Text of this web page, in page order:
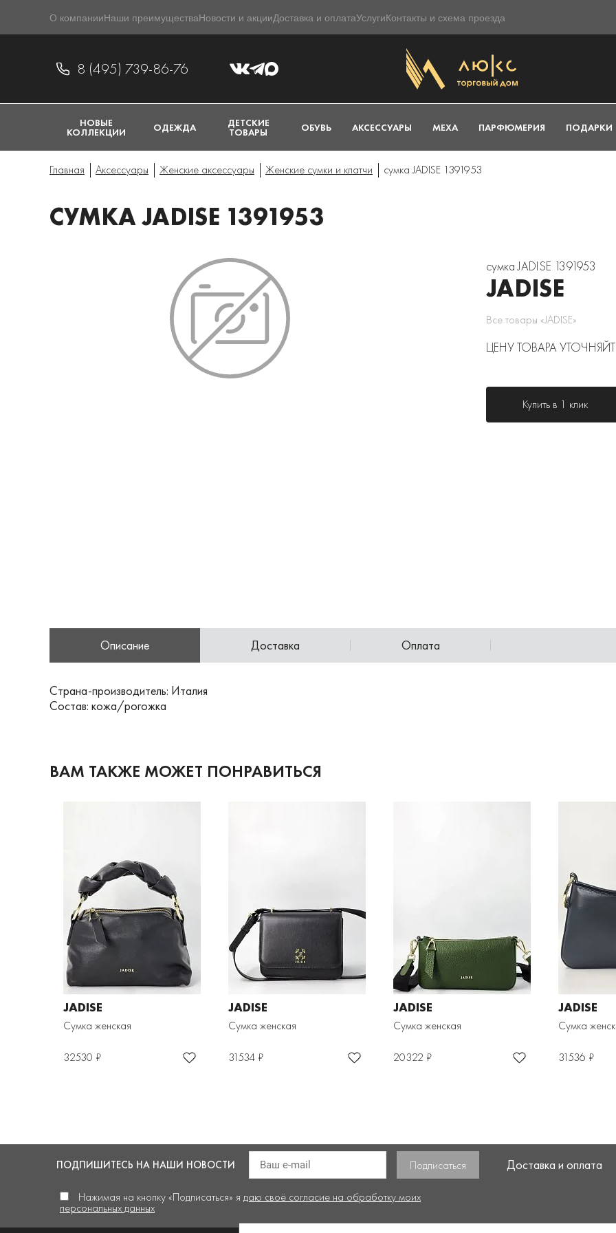
О компанииНаши преимуществаНовости и акцииДоставка и оплатаУслугиКонтакты и схема проезда
8 (495) 739-86-76
НОВЫЕ
КОЛЛЕКЦИИ ОДЕЖДА ДЕТСКИЕ
ТОВАРЫ ОБУВЬ АКСЕССУАРЫ МЕХА ПАРФЮМЕРИЯ ПОДАРКИ
Главная Аксессуары Женские аксессуары Женские сумки и клатчи сумка JADISE 1391953
СУМКА JADISE 1391953
сумка JADISE 1391953
JADISE
Все товары «JADISE»
ЦЕНУ ТОВАРА
Купить в 1 клик
Описание Доставка Оплата
Страна-производитель: Италия
Состав: кожа/рогожка
ВАМ ТАКЖЕ МОЖЕТ ПОНРАВИТЬСЯ
JADISE
Сумка женская
32530 ₽
JADISE
Сумка женская
31534 ₽
JADISE
Сумка женская
20322 ₽
JADISE
Сумка
31536 ₽
ПОДПИШИТЕСЬ НА НАШИ НОВОСТИ
Нажимая на кнопку «Подписаться» я даю своё согласие на обработку моих
персональных данных
Доставка и оплата